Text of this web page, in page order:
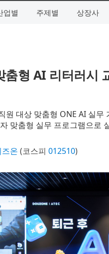
업별 주제별 상장사
형 AI 리터러시
원 대상 맞춤형 ONE AI 실무
맞춤형 실무 프로그램으로
온 (코스피 012510)